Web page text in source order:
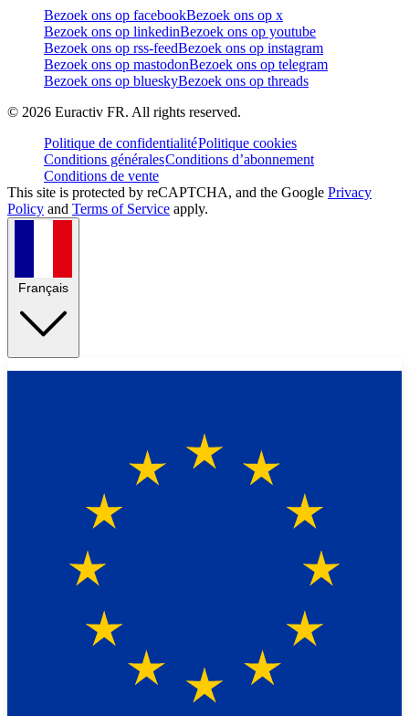
Bezoek ons op facebookBezoek ons op x
Bezoek ons op linkedinBezoek ons op youtube
Bezoek ons op rss-feedBezoek ons op instagram
Bezoek ons op mastodonBezoek ons op telegram
Bezoek ons op blueskyBezoek ons op threads
© 2026 Euractiv FR. All rights reserved.
Politique de confidentialitéPolitique cookies
Conditions généralesConditions d’abonnement
Conditions de vente
This site is protected by reCAPTCHA, and the Google Privacy
Policy and Terms of Service apply.
Français